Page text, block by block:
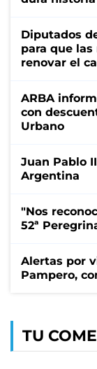
Diputados
para que
renovar el
ARBA
con
Urbano
Juan Pablo
Argentina
"Nos
52ª
Alertas por
Pampero,
TU